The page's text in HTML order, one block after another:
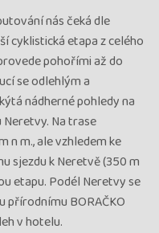
nás čeká dle
cyklistická etapa z celého
pohořími až do
se odlehlým a
nádherné pohledy na
Na trase
n m., ale vzhledem ke
sjezdu k Neretvě (350 m
etapu. Podél Neretvy se
přírodnímu BORAČKO
v hotelu.